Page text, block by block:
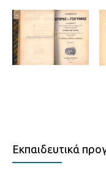
Εκπαιδευτικά